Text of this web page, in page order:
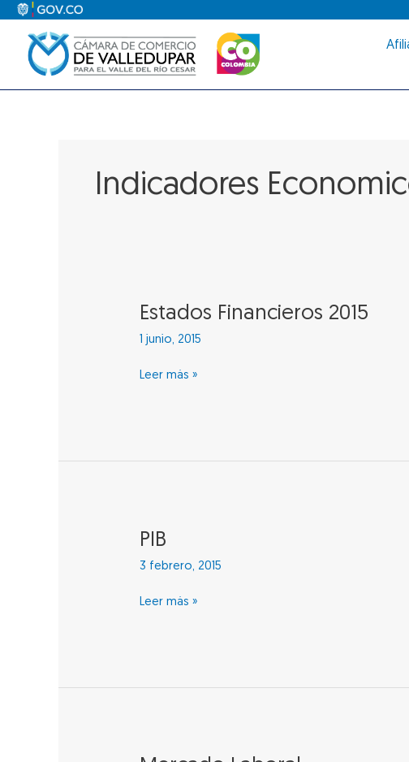
contenido
Indicadores
Estados Financieros 2015
1 junio, 2015
Estados
2015
Leer más »
PIB
3 febrero, 2015
PIB
Leer más »